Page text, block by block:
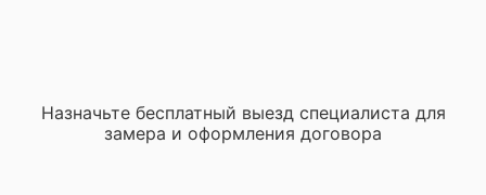
Назначьте бесплатный выезд специалиста для
замера и оформления договора